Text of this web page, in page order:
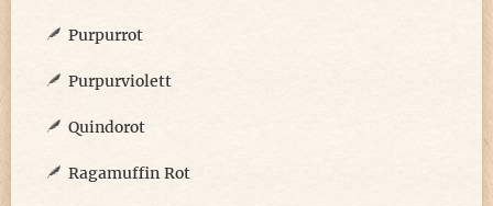
Purpurrot
Purpurviolett
Quindorot
Ragamuffin Rot